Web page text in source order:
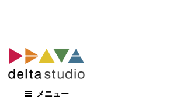
メニュー